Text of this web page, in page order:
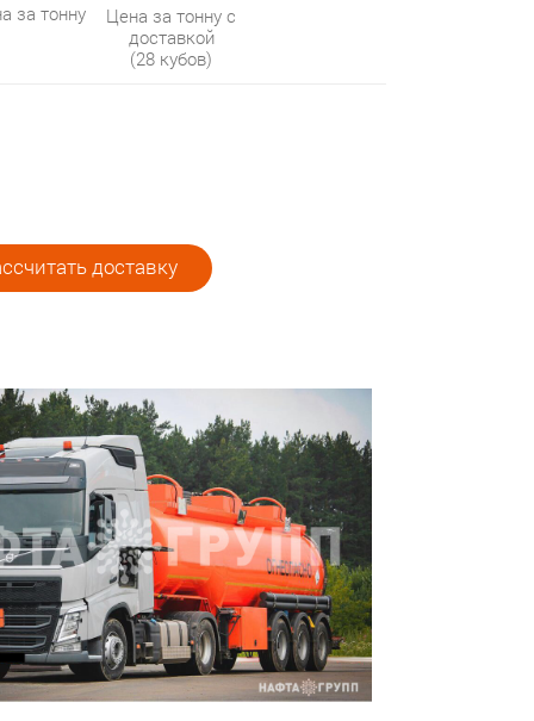
за тонну
Цена за тонну с
доставкой
(28 кубов)
доставку